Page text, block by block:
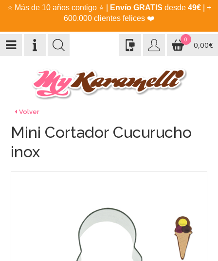
⭐ Más de 10 años contigo ⭐ Envío GRATIS desde 49€| +
600.000 clientes felices ❤️
0
0,00€
Volver
Mini Cortador Cucurucho
inox